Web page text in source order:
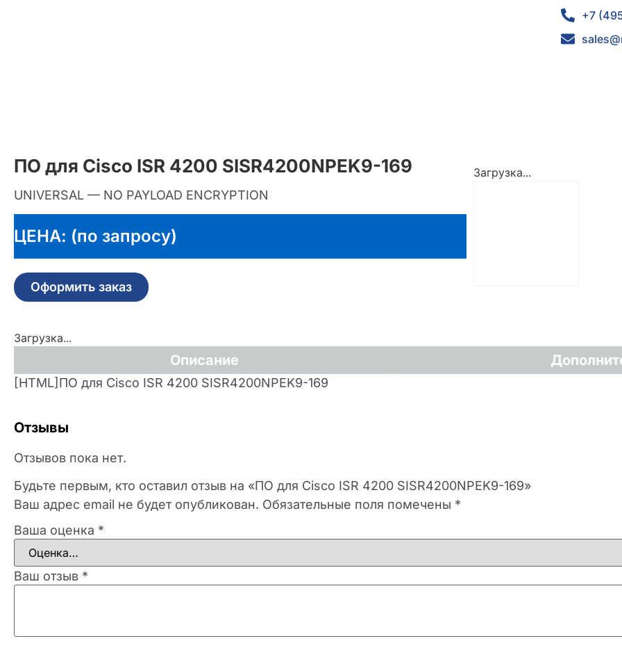
+7
ПО для Cisco ISR 4200 SISR4200NPEK9-169
UNIVERSAL — NO PAYLOAD ENCRYPTION
ЦЕНА: (по запросу)
Оформить заказ
Загрузка...
Загрузка...
Описание
[HTML]ПО для Cisco ISR 4200 SISR4200NPEK9-169
Отзывы
Отзывов пока нет.
Будьте первым, кто оставил отзыв на «ПО для Cisco ISR 4200 SISR4200NPEK9-169»
Ваш адрес email не будет опубликован. Обязательные поля помечены *
Ваша оценка *
Ваш отзыв *